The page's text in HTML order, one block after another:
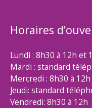
Horaires
Lundi : 8h30 à 12h et
Mardi : standard
Mercredi : 8h30 à
Jeudi: standard
Vendredi: 8h30 à 12h